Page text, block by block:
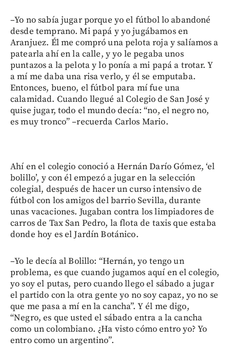
–Yo no sabía jugar porque yo el fútbol lo abandoné
desde temprano. Mi papá y yo jugábamos en
Aranjuez. Él me compró una pelota roja y salíamos a
patearla ahí en la calle, y yo le pegaba unos
puntazos a la pelota y lo ponía a mi papá a trotar. Y
a mí me daba una risa verlo, y él se emputaba.
Entonces, bueno, el fútbol para mí fue una
calamidad. Cuando llegué al Colegio de San José y
quise jugar, todo el mundo decía: “no, el negro no,
es muy tronco” –recuerda Carlos Mario.
Ahí en el colegio conoció a Hernán Darío Gómez, ‘el
bolillo’, y con él empezó a jugar en la selección
colegial, después de hacer un curso intensivo de
fútbol con los amigos del barrio Sevilla, durante
unas vacaciones. Jugaban contra los limpiadores de
carros de Tax San Pedro, la flota de taxis que estaba
donde hoy es el Jardín Botánico.
–Yo le decía al Bolillo: “Hernán, yo tengo un
problema, es que cuando jugamos aquí en el colegio,
yo soy el putas, pero cuando llego el sábado a jugar
el partido con la otra gente yo no soy capaz, yo no se
que me pasa a mí en la cancha”. Y él me digo,
“Negro, es que usted el sábado entra a la cancha
como un colombiano. ¿Ha visto cómo entro yo? Yo
entro como un argentino”.